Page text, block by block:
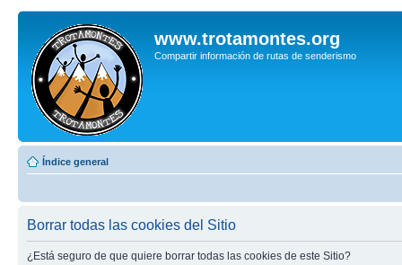
www.trotamontes.org
Compartir información de rutas de senderismo
Índice general
Borrar todas las cookies del Sitio
¿Está seguro de que quiere borrar todas las cookies de este Sitio?